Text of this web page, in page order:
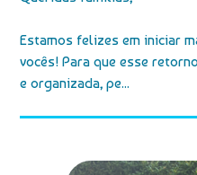
Estamos felizes em iniciar
vocês! Para que esse
e organizada, pe...